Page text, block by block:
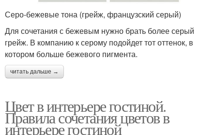
Серо-бежевые тона (грейж, французский серый)
Для сочетания с бежевым нужно брать более серый
грейж. В компанию к серому подойдет тот оттенок, в
котором больше бежевого пигмента.
читать дальше →
Цвет в интерьере гостиной.
Правила сочетания цветов в
интерьере гостиной